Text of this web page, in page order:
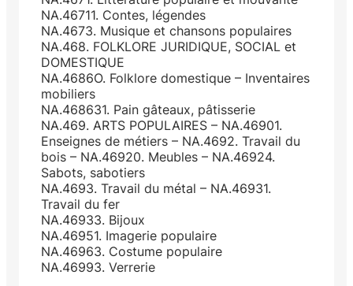
NA.46711. Contes, légendes
NA.4673. Musique et chansons populaires
NA.468. FOLKLORE JURIDIQUE, SOCIAL et
DOMESTIQUE
NA.4686O. Folklore domestique – Inventaires
mobiliers
NA.468631. Pain gâteaux, pâtisserie
NA.469. ARTS POPULAIRES – NA.46901.
Enseignes de métiers – NA.4692. Travail du
bois – NA.46920. Meubles – NA.46924.
Sabots, sabotiers
NA.4693. Travail du métal – NA.46931.
Travail du fer
NA.46933. Bijoux
NA.46951. Imagerie populaire
NA.46963. Costume populaire
NA.46993. Verrerie